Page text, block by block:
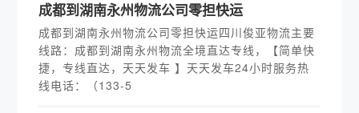
​成都到湖南永州物流公司零担快运
成都到湖南永州物流公司零担快运四川俊亚物流主要
线路：成都到湖南永州物流全境直达专线，【简单快
捷，专线直达，天天发车 】天天发车24小时服务热
线电话：（133-5